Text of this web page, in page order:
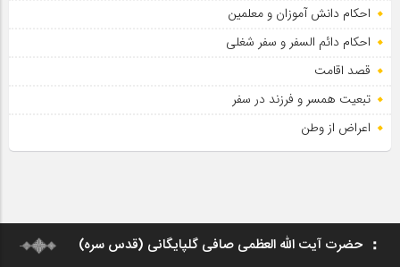
احکام دانش آموزان و معلمین
احکام دائم السفر و سفر شغلی
قصد اقامت
تبعیت همسر و فرزند در سفر
اعراض از وطن
حضرت آیت الله العظمی صافی گلپایگانی (قدس سره)